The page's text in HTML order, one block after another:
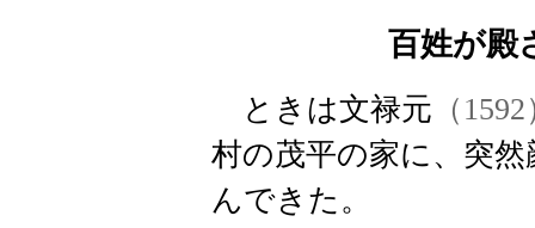
百姓が殿
ときは文禄元 （
村の茂平の家に、突
んできた。